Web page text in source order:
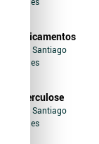
Medicamentos
Jairo Santiago
Novaes
Tuberculose
Jairo Santiago
Novaes